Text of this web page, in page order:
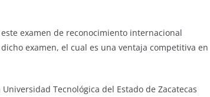
examen de reconocimiento internacional
examen, el cual es una ventaja competitiva en
Tecnológica del Estado de Zacatecas